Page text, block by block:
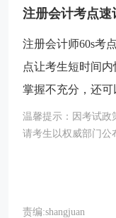
注册会计考点速
注册会计师60s考
点让考生短时间
掌握不充分，还可
温馨提示：因考试政
请考生以权威部门公
责编:shangjuan